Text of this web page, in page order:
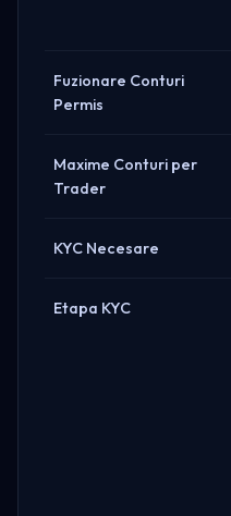
Fuzionare Conturi
Permis
Maxime Conturi per
Trader
KYC Necesare
Etapa KYC